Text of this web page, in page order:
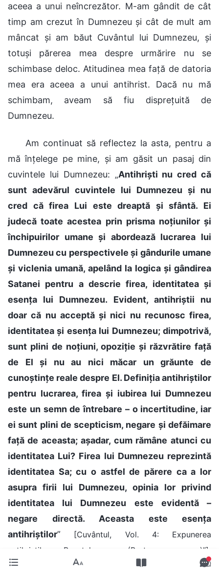
aceea a unui neîncrezător. M-am gândit de cât
timp am crezut în Dumnezeu și cât de mult am
mâncat și am băut Cuvântul lui Dumnezeu, și
totuși părerea mea despre urmărire nu se
schimbase deloc. Atitudinea mea față de datoria
mea era aceea a unui antihrist. Dacă nu mă
schimbam, aveam să fiu disprețuită de
Dumnezeu.
Am continuat să reflectez la asta, pentru a
mă înțelege pe mine, și am găsit un pasaj din
cuvintele lui Dumnezeu: „Antihriști nu cred că
sunt adevărul cuvintele lui Dumnezeu și nu
cred că firea Lui este dreaptă și sfântă. Ei
judecă toate acestea prin prisma noțiunilor și
închipuirilor umane și abordează lucrarea lui
Dumnezeu cu perspectivele și gândurile umane
și viclenia umană, apelând la logica și gândirea
Satanei pentru a descrie firea, identitatea și
esența lui Dumnezeu. Evident, antihriștii nu
doar că nu acceptă și nici nu recunosc firea,
identitatea și esența lui Dumnezeu; dimpotrivă,
sunt plini de noțiuni, opoziție și răzvrătire față
de El și nu au nici măcar un grăunte de
cunoștințe reale despre El. Definiția antihriștilor
pentru lucrarea, firea și iubirea lui Dumnezeu
este un semn de întrebare – o incertitudine, iar
ei sunt plini de scepticism, negare și defăimare
față de aceasta; așadar, cum rămâne atunci cu
identitatea Lui? Firea lui Dumnezeu reprezintă
identitatea Sa; cu o astfel de părere ca a lor
asupra firii lui Dumnezeu, opinia lor privind
identitatea lui Dumnezeu este evidentă –
negare directă. Aceasta este esența
antihriștilor” [Cuvântul, Vol. 4: Expunerea
antihriștilor, „Punctul zece (Partea a șasea)”]
Dumnezeu expune că antihriștii nu cred în